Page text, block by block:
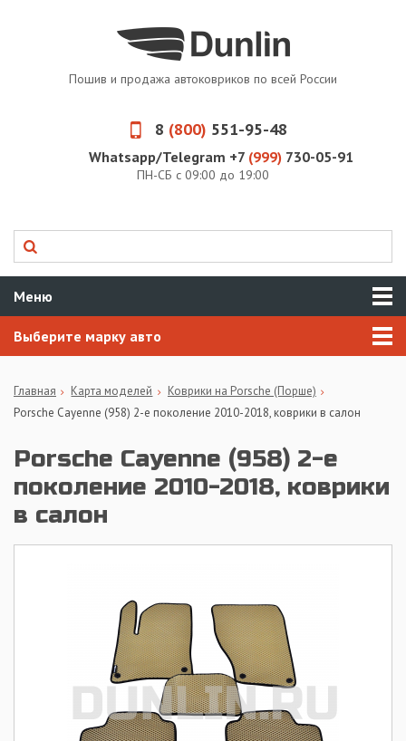
Пошив и продажа автоковриков по всей России
8 (800) 551-95-48
Whatsapp/Telegram +7 (999) 730-05-91
ПН-СБ с 09:00 до 19:00
Меню
Выберите марку авто
Главная Карта моделей
Коврики на Porsche (Порше)
Porsche Cayenne (958) 2-е поколение 2010-2018, коврики в салон
Porsche Cayenne (958) 2-е
поколение 2010-2018, коврики
в салон